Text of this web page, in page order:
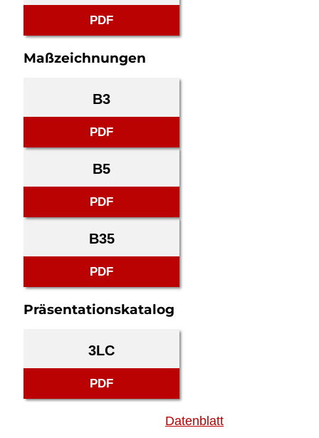
PDF
Maßzeichnungen
B3
PDF
B5
PDF
B35
PDF
Präsentationskatalog
3LC
PDF
Datenblatt